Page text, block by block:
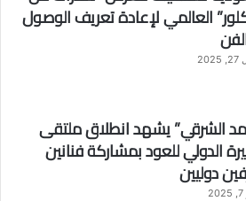
العالمي لإعادة تعريف الوصول
الشرقي” يشهد انطلاق ملتقى
الدولي للعود بمشاركة فنانين
دوليين